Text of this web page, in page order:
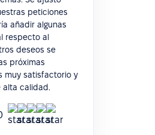
peticiones
añadir algunas
respecto al
deseos se
próximas
muy satisfactorio y
alta calidad.